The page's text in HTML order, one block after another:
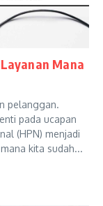
Mana
pelanggan.
pada ucapan
(HPN) menjadi
kita sudah...